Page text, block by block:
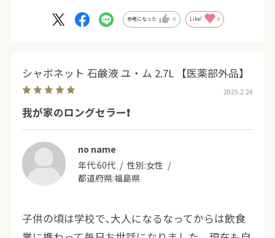
参考になった 0 Like! 0
シャボネット 石鹸液 ユ・ム 2.7L 【医薬部外品】
2025.2.24
我が家のロングセラー❗️
no name
年代:60代 性別:女性
都道府県:福島県
子供の頃は学校で､大人になるなってからは飲食